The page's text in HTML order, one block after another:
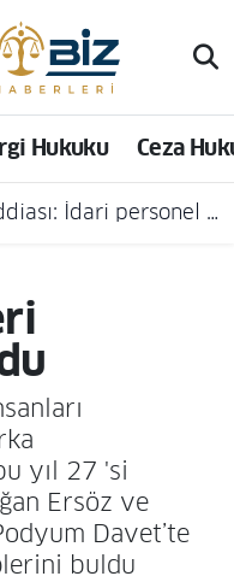
Hukuku Ceza
personel açığa alındı
yıl 27 'si
Ersöz ve
Davet’te
buldu
ve Fikstür